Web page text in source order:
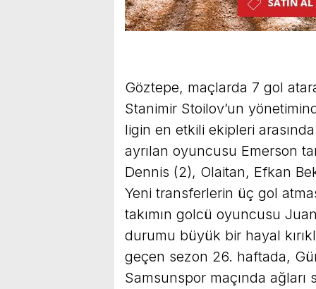
Göztepe, maçlarda 7 gol
Stanimir Stoilov’un
ligin en etkili ekipleri
ayrılan oyuncusu Emerson
Dennis (2), Olaitan, Efkan
Yeni transferlerin üç gol
takımın golcü oyuncusu
durumu büyük bir hayal
geçen sezon 26. haftada,
Samsunspor maçında